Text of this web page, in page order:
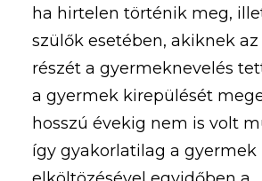
ha hirtelen történik meg,
szülők esetében, akiknek
részét a gyermeknevelés
a gyermek kirepülését
hosszú évekig nem is volt
így gyakorlatilag a gyermek